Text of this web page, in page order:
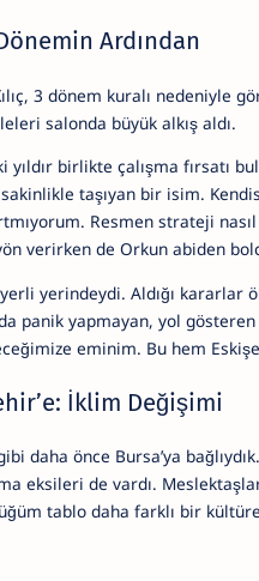
Ardından
3 dönem kuralı nedeniyle
salonda büyük alkış aldı.
yıldır birlikte çalışma fırsatı
taşıyan bir isim.
Resmen strateji
verirken de Orkun abiden
yerindeydi. Aldığı kararlar
panik yapmayan, yol
eminim. Bu hem
İklim Değişimi
daha önce Bursa’ya
eksileri de vardı.
tablo daha farklı bir